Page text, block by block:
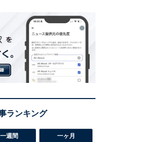
一週間 一ヶ月